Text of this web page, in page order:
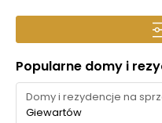
Popularne domy i
Giewartów